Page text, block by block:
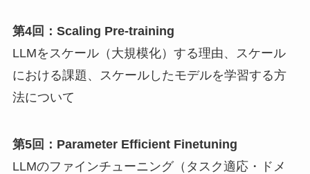
第4回：Scaling Pre-training
LLMをスケール（大規模化）する理由、スケール
における課題、スケールしたモデルを学習する⽅
法について
第5回：Parameter Efficient Finetuning
LLMのファインチューニング（タスク適応・ドメ